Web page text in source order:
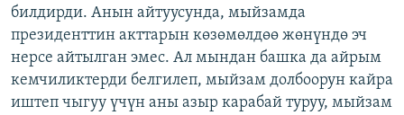
ЫҢГАЙСЫЗ СУРООЛОР
ЭЕ/АРнун бардык сайттары
билдирди. Анын айтуусунда, мыйзамда
президенттин акттарын көзөмөлдөө жөнүндө эч
нерсе айтылган эмес. Ал мындан башка да айрым
кемчиликтерди белгилеп, мыйзам долбоорун кайра
иштеп чыгуу үчүн аны азыр карабай туруу, мыйзам